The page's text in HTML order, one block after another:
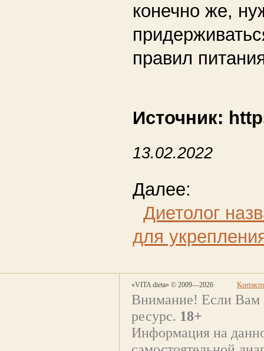
конечно же,
правил
Источник:
13.02.2022
Далее:
Диетолог
для
«VITA dieta» © 2009—2026
Внимание! Если Вам
ресурс. 18+
Информация на